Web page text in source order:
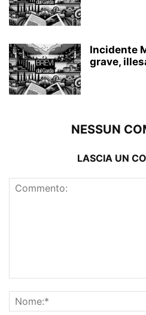
Incidente
grave,
NESSUN
LASCIA UN